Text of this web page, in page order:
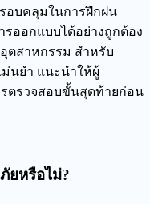
อบคลุมในการฝึกฝน
รออกแบบได้อย่างถูกต้อง
ตสาหกรรม สำหรับ
นยำ แนะนำให้ผู้
ตรวจสอบขั้นสุดท้ายก่อน
ยหรือไม่?